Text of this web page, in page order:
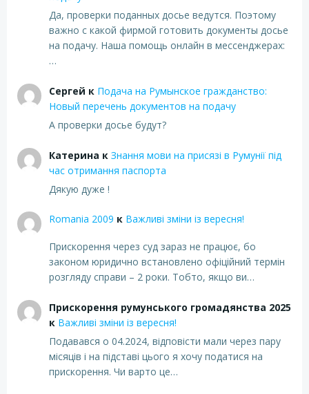
Да, проверки поданных досье ведутся. Поэтому
важно с какой фирмой готовить документы досье
на подачу. Наша помощь онлайн в мессенджерах:
…
Сергей к Подача на Румынское гражданство:
Новый перечень документов на подачу
А проверки досье будут?
Катерина к Знання мови на присязі в Румунії під
час отримання паспорта
Дякую дуже !
Romania 2009 к Важливі зміни із вересня!
Прискорення через суд зараз не працює, бо
законом юридично встановлено офіційний термін
розгляду справи – 2 роки. Тобто, якщо ви…
Прискорення румунського громадянства 2025
к Важливі зміни із вересня!
Подавався о 04.2024, відповісти мали через пару
місяців і на підставі цього я хочу податися на
прискорення. Чи варто це…